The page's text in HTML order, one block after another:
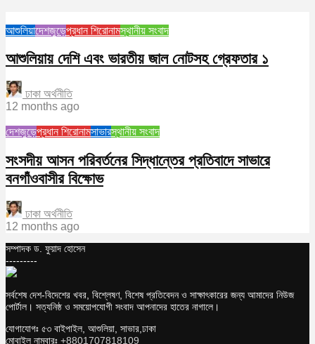
আশুলিয়াদেশজুড়েপ্রধান শিরোনামস্থানীয় সংবাদ
আশুলিয়ায় দেশি এবং ভারতীয় জাল নোটসহ গ্রেফতার ১
ঢাকা অর্থনীতি
12 months ago
দেশজুড়েপ্রধান শিরোনামসাভারস্থানীয় সংবাদ
সংসদীয় আসন পরিবর্তনের সিদ্ধান্তের প্রতিবাদে সাভারে
বনগাঁওবাসীর বিক্ষোভ
ঢাকা অর্থনীতি
12 months ago
সম্পাদক ড. ফুয়াদ হোসেন
---------
সর্বশেষ দেশ-বিদেশের খবর, বিশ্লেষণ, বিশেষ প্রতিবেদন ও সাক্ষাৎকারের জন্য আমাদের নিউজ
পোর্টাল। সত্যনিষ্ঠ ও সময়োপযোগী সংবাদ আপনাদের হাতের নাগালে।
যোগাযোগঃ ৫৩ বাইপাইল, আশুলিয়া, সাভার,ঢাকা
মোবাইল নাম্বারঃ +8801707818109